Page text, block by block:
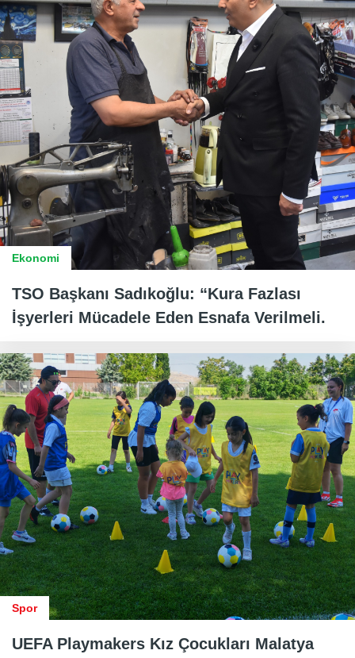
Ekonomi
TSO Başkanı Sadıkoğlu: “Kura Fazlası
İşyerleri Mücadele Eden Esnafa Verilmeli.
Spor
UEFA Playmakers Kız Çocukları Malatya